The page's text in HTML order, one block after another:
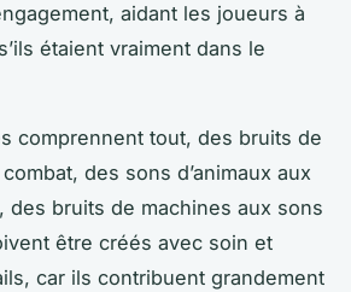
aidant les joueurs à
étaient vraiment dans le
comprennent tout, des bruits de
des sons d’animaux aux
des bruits de machines aux sons
être créés avec soin et
car ils contribuent grandement